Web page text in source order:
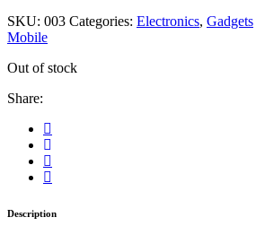
SKU: 003 Categories: Electronics, Gadgets
Mobile
Out of stock
Share:
Description